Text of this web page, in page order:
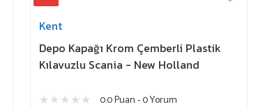
Kent
Depo Kapağı Krom Çemberli Plastik
Kılavuzlu Scania - New Holland
0.0 Puan - 0 Yorum